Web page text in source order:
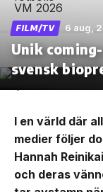
FILM/TV 6 aug,
Unik
svensk
I en värld där
medier följer
Hannah
och deras